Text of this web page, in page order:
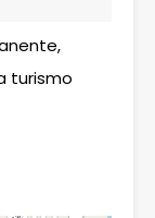
turismo